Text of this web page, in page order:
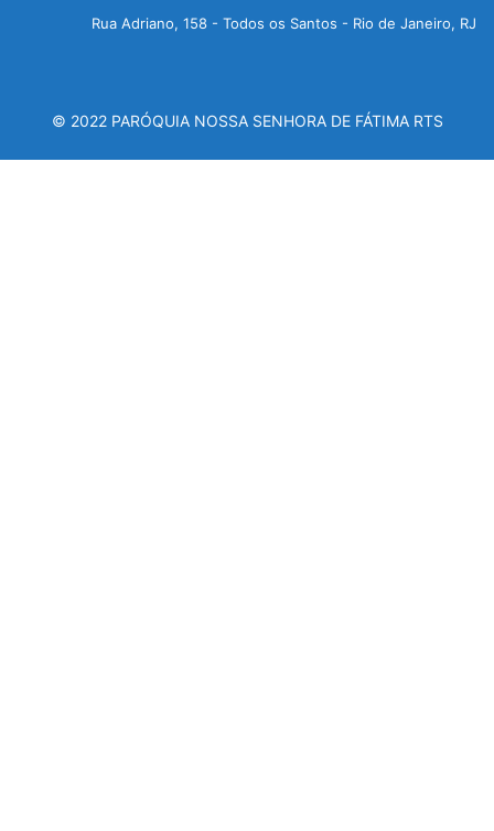
Rua Adriano, 158 - Todos os Santos - Rio de Janeiro, RJ
© 2022 PARÓQUIA NOSSA SENHORA DE FÁTIMA RTS